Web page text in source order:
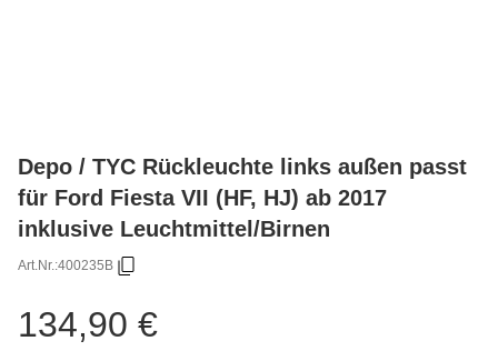
Depo / TYC Rückleuchte links außen passt
für Ford Fiesta VII (HF, HJ) ab 2017
inklusive Leuchtmittel/Birnen
Art.Nr.:400235B
134,90 €